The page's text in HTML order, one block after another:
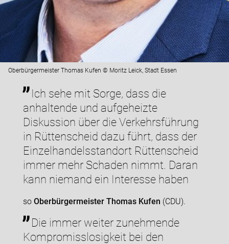
Oberbürgermeister Thomas Kufen © Moritz Leick, Stadt Essen
Ich sehe mit Sorge, dass die
anhaltende und aufgeheizte
Diskussion über die Verkehrsführung
in Rüttenscheid dazu führt, dass der
Einzelhandelsstandort Rüttenscheid
immer mehr Schaden nimmt. Daran
kann niemand ein Interesse haben
so Oberbürgermeister Thomas Kufen (CDU).
Die immer weiter zunehmende
Kompromisslosigkeit bei den